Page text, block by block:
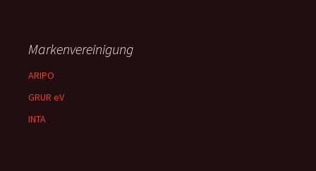
Markenvereinigung
ARIPO
GRUR eV
INTA